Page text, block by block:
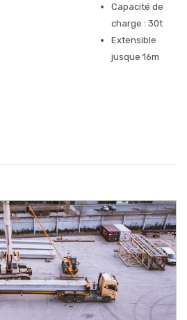
Capacité de
charge : 30t
Extensible
jusque 16m